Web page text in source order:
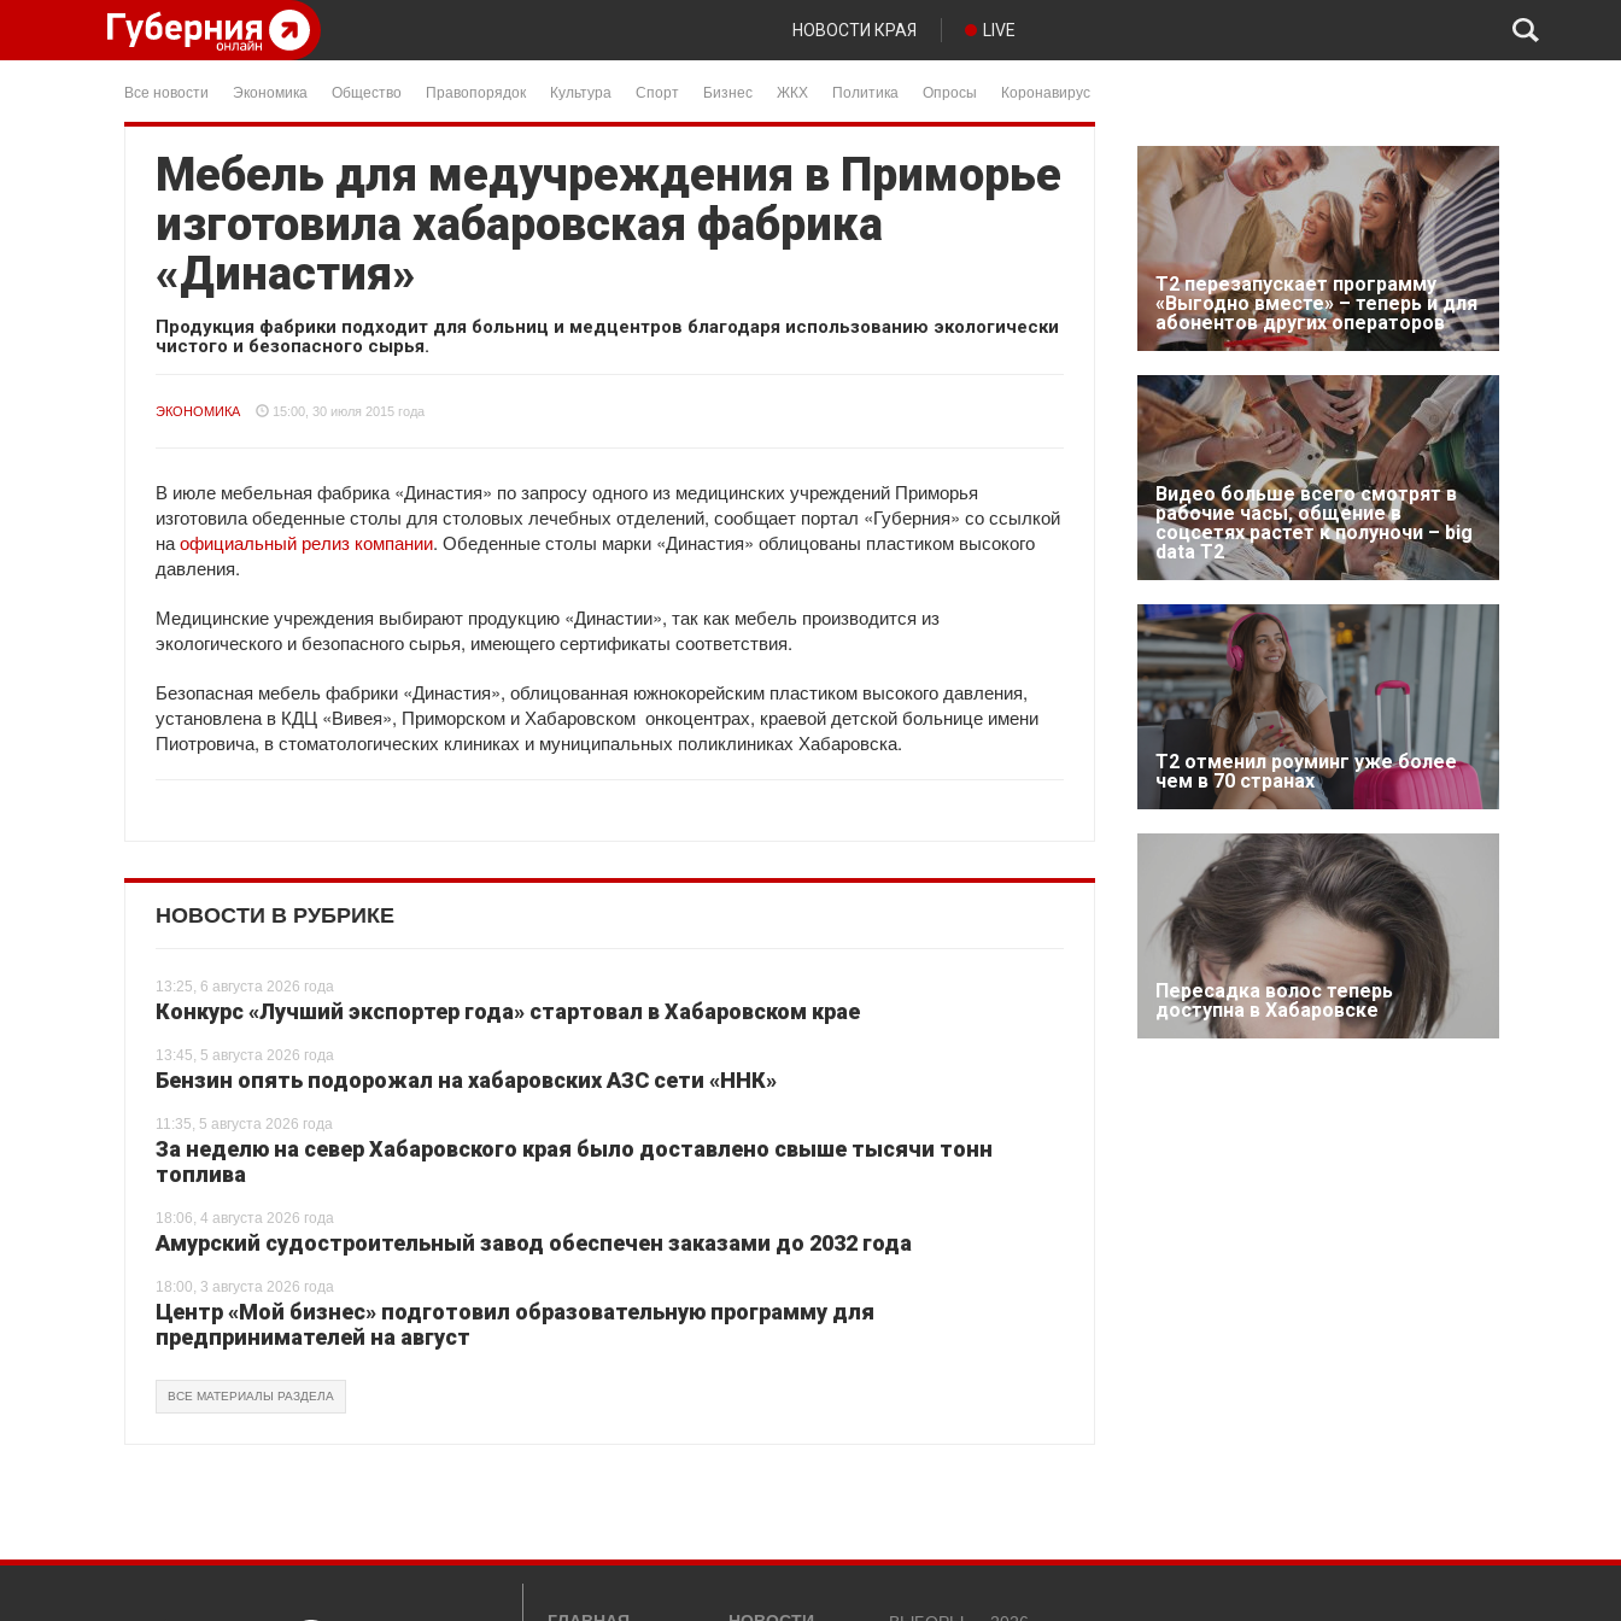
НОВОСТИ КРАЯ LIVE
Все новости Экономика Общество Правопорядок Культура Спорт Бизнес ЖКХ Политика Опросы Коронавирус
Мебель для медучреждения в Приморье
изготовила хабаровская фабрика
«Династия»
Продукция фабрики подходит для больниц и медцентров благодаря использованию экологически
чистого и безопасного сырья.
ЭКОНОМИКА 15:00, 30 июля 2015 года
В июле мебельная фабрика «Династия» по запросу одного из медицинских учреждений Приморья
изготовила обеденные столы для столовых лечебных отделений, сообщает портал «Губерния» со ссылкой
наофициальный релиз компании. Обеденные столы марки «Династия» облицованы пластиком высокого
давления.
Медицинские учреждения выбирают продукцию «Династии», так как мебель производится из
экологического и безопасного сырья, имеющего сертификаты соответствия.
Безопасная мебель фабрики «Династия», облицованная южнокорейским пластиком высокого давления,
установлена в КДЦ «Вивея», Приморском и Хабаровском онкоцентрах, краевой детской больнице имени
Пиотровича, в стоматологических клиниках и муниципальных поликлиниках Хабаровска.
НОВОСТИ В РУБРИКЕ
13:25, 6 августа 2026 года
Конкурс «Лучший экспортер года» стартовал в Хабаровском крае
13:45, 5 августа 2026 года
Бензин опять подорожал на хабаровских АЗС сети «ННК»
11:35, 5 августа 2026 года
За неделю на север Хабаровского края было доставлено свыше тысячи тонн
топлива
18:06, 4 августа 2026 года
Амурский судостроительный завод обеспечен заказами до 2032 года
18:00, 3 августа 2026 года
Центр «Мой бизнес» подготовил образовательную программу для
предпринимателей на август
ВСЕ МАТЕРИАЛЫ РАЗДЕЛА
Т2 перезапускает программу
«Выгодно вместе» – теперь и для
абонентов других операторов
Видео больше всего смотрят в
рабочие часы, общение в
соцсетях растет к полуночи – big
data T2
Т2 отменил роуминг уже более
чем в 70 странах
Пересадка волос теперь
доступна в Хабаровске